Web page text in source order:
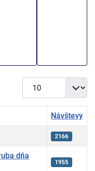
Zobrazené položky
Návštevy
2166
dňa
1955